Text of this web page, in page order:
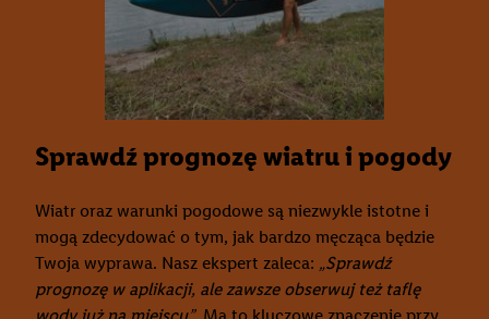
Sprawdź prognozę wiatru i pogody
Wiatr oraz warunki pogodowe są niezwykle istotne i
mogą zdecydować o tym, jak bardzo męcząca będzie
Twoja wyprawa. Nasz ekspert zaleca: „Sprawdź
prognozę w aplikacji, ale zawsze obserwuj też taflę